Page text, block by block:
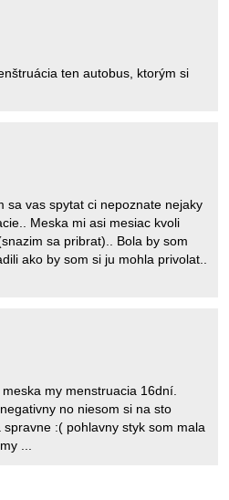
ten autobus, ktorým si
sa vas spytat ci nepoznate nejaky
Meska mi asi mesiac kvoli
sa pribrat).. Bola by som
ako by som si ju mohla privolat..
my menstruacia 16dní.
no niesom si na sto
:( pohlavny styk som mala
...